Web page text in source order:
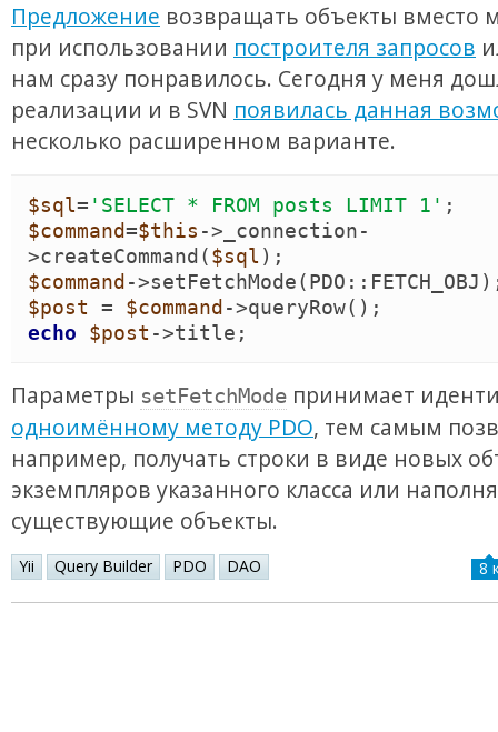
Предложение возвращать объекты вместо
при использовании построителя запросов
нам сразу понравилось. Сегодня у меня
реализации и в SVN появилась данная
несколько расширенном варианте.
$sql= ' SELECT * FROM posts LIMIT 1 '
$command=$this -> _connection-
>createCommand ($sql)
$command ->setFetchMode(PDO :: FETCH_OBJ )
$post = $command ->queryRow( )
echo
$post ->title ;
Параметры setFetchMode принимает
одноимённому методу PDO, тем самым
например, получать строки в виде новых
экземпляров указанного класса или
существующие объекты.
Yii Query Builder PDO DAO 8